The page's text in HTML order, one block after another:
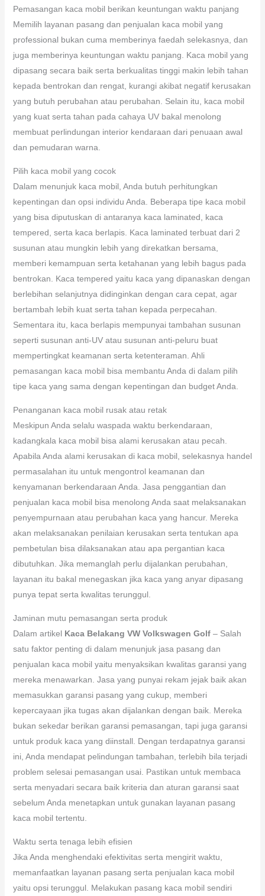
Pemasangan kaca mobil berikan keuntungan waktu panjang
Memilih layanan pasang dan penjualan kaca mobil yang
professional bukan cuma memberinya faedah selekasnya, dan
juga memberinya keuntungan waktu panjang. Kaca mobil yang
dipasang secara baik serta berkualitas tinggi makin lebih tahan
kepada bentrokan dan rengat, kurangi akibat negatif kerusakan
yang butuh perubahan atau perubahan. Selain itu, kaca mobil
yang kuat serta tahan pada cahaya UV bakal menolong
membuat perlindungan interior kendaraan dari penuaan awal
dan pemudaran warna.
Pilih kaca mobil yang cocok
Dalam menunjuk kaca mobil, Anda butuh perhitungkan
kepentingan dan opsi individu Anda. Beberapa tipe kaca mobil
yang bisa diputuskan di antaranya kaca laminated, kaca
tempered, serta kaca berlapis. Kaca laminated terbuat dari 2
susunan atau mungkin lebih yang direkatkan bersama,
memberi kemampuan serta ketahanan yang lebih bagus pada
bentrokan. Kaca tempered yaitu kaca yang dipanaskan dengan
berlebihan selanjutnya didinginkan dengan cara cepat, agar
bertambah lebih kuat serta tahan kepada perpecahan.
Sementara itu, kaca berlapis mempunyai tambahan susunan
seperti susunan anti-UV atau susunan anti-peluru buat
mempertingkat keamanan serta ketenteraman. Ahli
pemasangan kaca mobil bisa membantu Anda di dalam pilih
tipe kaca yang sama dengan kepentingan dan budget Anda.
Penanganan kaca mobil rusak atau retak
Meskipun Anda selalu waspada waktu berkendaraan,
kadangkala kaca mobil bisa alami kerusakan atau pecah.
Apabila Anda alami kerusakan di kaca mobil, selekasnya handel
permasalahan itu untuk mengontrol keamanan dan
kenyamanan berkendaraan Anda. Jasa penggantian dan
penjualan kaca mobil bisa menolong Anda saat melaksanakan
penyempurnaan atau perubahan kaca yang hancur. Mereka
akan melaksanakan penilaian kerusakan serta tentukan apa
pembetulan bisa dilaksanakan atau apa pergantian kaca
dibutuhkan. Jika memanglah perlu dijalankan perubahan,
layanan itu bakal menegaskan jika kaca yang anyar dipasang
punya tepat serta kwalitas terunggul.
Jaminan mutu pemasangan serta produk
Dalam artikel Kaca Belakang VW Volkswagen Golf– Salah
satu faktor penting di dalam menunjuk jasa pasang dan
penjualan kaca mobil yaitu menyaksikan kwalitas garansi yang
mereka menawarkan. Jasa yang punyai rekam jejak baik akan
memasukkan garansi pasang yang cukup, memberi
kepercayaan jika tugas akan dijalankan dengan baik. Mereka
bukan sekedar berikan garansi pemasangan, tapi juga garansi
untuk produk kaca yang diinstall. Dengan terdapatnya garansi
ini, Anda mendapat pelindungan tambahan, terlebih bila terjadi
problem selesai pemasangan usai. Pastikan untuk membaca
serta menyadari secara baik kriteria dan aturan garansi saat
sebelum Anda menetapkan untuk gunakan layanan pasang
kaca mobil tertentu.
Waktu serta tenaga lebih efisien
Jika Anda menghendaki efektivitas serta mengirit waktu,
memanfaatkan layanan pasang serta penjualan kaca mobil
yaitu opsi terunggul. Melakukan pasang kaca mobil sendiri